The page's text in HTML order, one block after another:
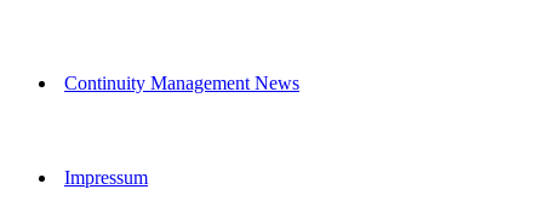
Continuity Management News
Impressum